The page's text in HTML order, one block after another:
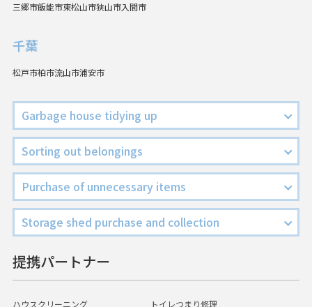
三郷市飯能市東松山市狭山市入間市
千葉
松戸市柏市流山市浦安市
Garbage house tidying up
Sorting out belongings
Purchase of unnecessary items
Storage shed purchase and collection
提携パートナー
ハウスクリーニング トイレつまり修理